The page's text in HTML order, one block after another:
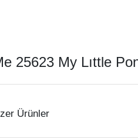
25623 My Lıttle
Ürünler